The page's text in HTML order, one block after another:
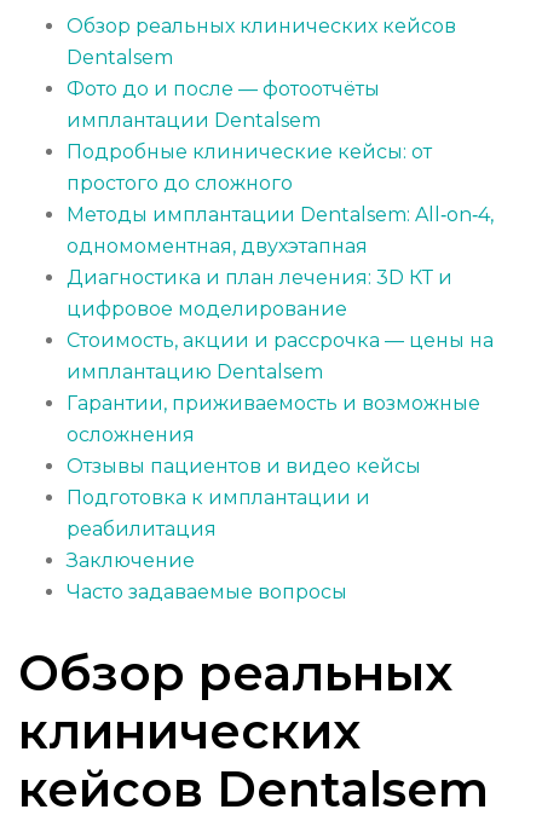
Обзор реальных клинических кейсов
Dentalsem
Фото до и после — фотоотчёты
имплантации Dentalsem
Подробные клинические кейсы: от
простого до сложного
Методы имплантации Dentalsem: All‑on‑4,
одномоментная, двухэтапная
Диагностика и план лечения: 3D КТ и
цифровое моделирование
Стоимость, акции и рассрочка — цены на
имплантацию Dentalsem
Гарантии, приживаемость и возможные
осложнения
Отзывы пациентов и видео кейсы
Подготовка к имплантации и
реабилитация
Заключение
Часто задаваемые вопросы
Обзор реальных
клинических
кейсов Dentalsem